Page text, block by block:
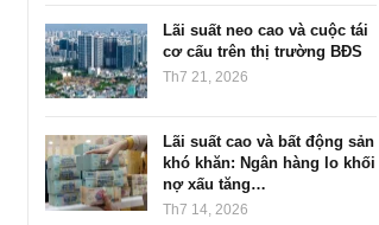
Lãi suất neo cao và cuộc tái
cơ cấu trên thị trường BĐS
Th7 21, 2026
Lãi suất cao và bất động sản
khó khăn: Ngân hàng lo khối
nợ xấu tăng…
Th7 14, 2026